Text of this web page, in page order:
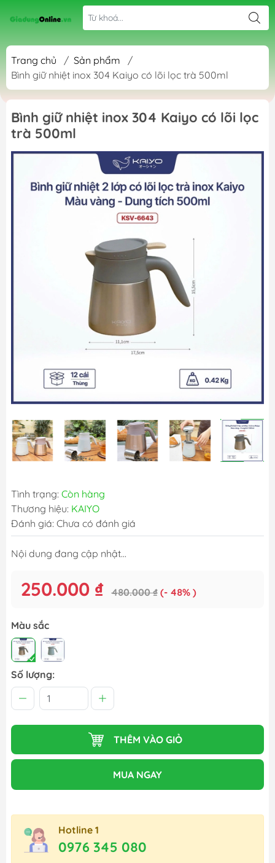
Trang chủ / Sản phẩm
/
Bình giữ nhiệt inox 304 Kaiyo có lõi lọc trà 500ml
Bình giữ nhiệt inox 304 Kaiyo có lõi lọc
trà 500ml
Tình trạng: Còn hàng
Thương hiệu: KAIYO
Đánh giá: Chưa có đánh giá
Nội dung đang cập nhật...
250.000 ₫ 480.000 ₫ (- 48% )
Màu sắc
Số lượng:
THÊM VÀO GIỎ
MUA NGAY
Hotline 1
0976 345 080